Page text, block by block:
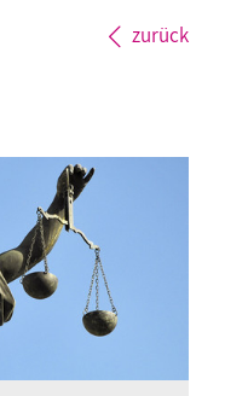
zurück